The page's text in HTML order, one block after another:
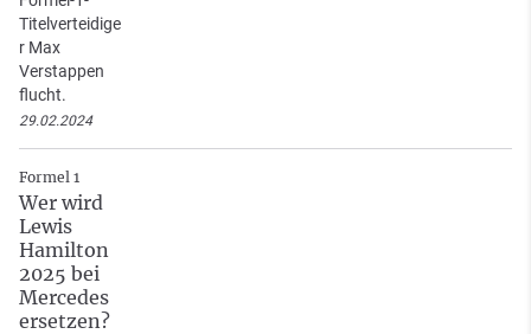
Titelverteidige
r Max
Verstappen
flucht.
29.02.2024
Formel 1
Wer wird
Lewis
Hamilton
2025 bei
Mercedes
ersetzen?